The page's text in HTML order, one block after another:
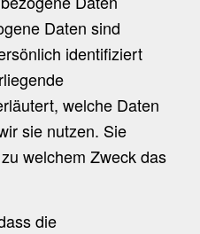
Daten sind
identifiziert
welche Daten
sie nutzen. Sie
welchem Zweck das
die